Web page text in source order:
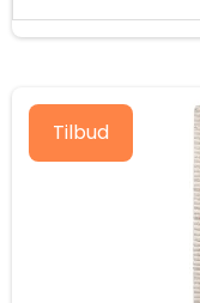
Tilbud